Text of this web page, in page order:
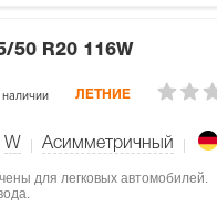
50 R20 116W
наличии ЛЕТНИЕ
W Асимметричный
для легковых автомобилей.